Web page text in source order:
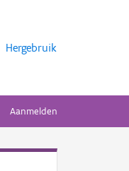
Hergebruik
Aanmelden